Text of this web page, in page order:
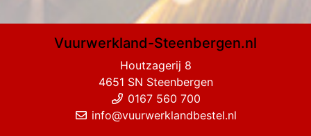
Vuurwerkland-Steenbergen.nl
Houtzagerij 8
4651 SN Steenbergen
0167 560 700
info@vuurwerklandbestel.nl